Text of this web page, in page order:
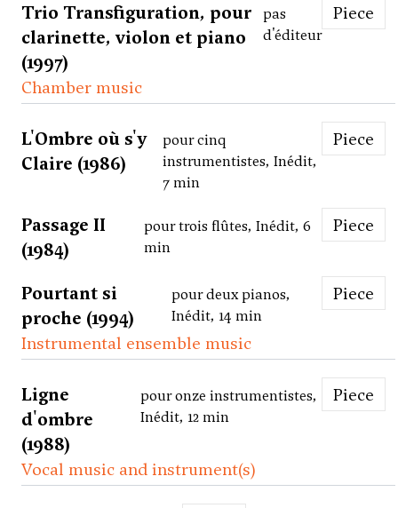
Trio Transfiguration, pour
clarinette, violon et piano
(1997)
pas
d'éditeur
Piece
Chamber music
L'Ombre où s'y
Claire (1986)
pour cinq
instrumentistes, Inédit,
7 min
Piece
Passage II
(1984)
pour trois flûtes, Inédit, 6
min
Piece
Pourtant si
proche (1994)
pour deux pianos,
Inédit, 14 min
Piece
Instrumental ensemble music
Ligne
d'ombre
(1988)
pour onze instrumentistes,
Inédit, 12 min
Piece
Vocal music and instrument(s)